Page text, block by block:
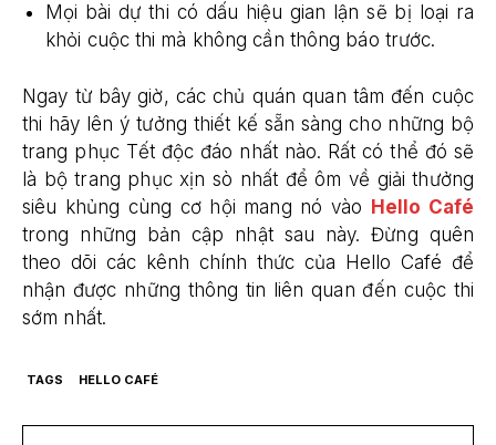
Mọi bài dự thi có dấu hiệu gian lận sẽ bị loại ra
khỏi cuộc thi mà không cần thông báo trước.
Ngay từ bây giờ, các chủ quán quan tâm đến cuộc
thi hãy lên ý tưởng thiết kế sẵn sàng cho những bộ
trang phục Tết độc đáo nhất nào. Rất có thể đó sẽ
là bộ trang phục xịn sò nhất để ôm về giải thưởng
siêu khủng cùng cơ hội mang nó vào Hello Café
trong những bản cập nhật sau này. Đừng quên
theo dõi các kênh chính thức của Hello Café để
nhận được những thông tin liên quan đến cuộc thi
sớm nhất.
TAGS HELLO CAFÉ